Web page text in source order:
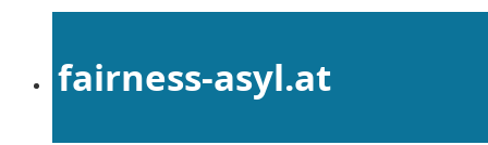
fairness-asyl.at